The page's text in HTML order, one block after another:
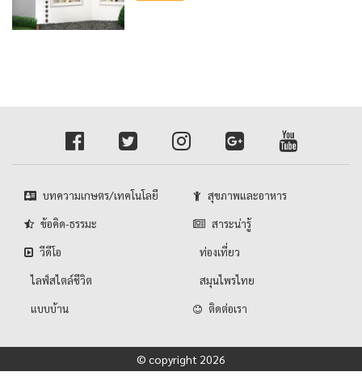
บทความเกษตร/เทคโนโลยี สุขภาพและอาหาร
ข้อคิด-ธรรมะ สาระน่ารู้
วีดีโอ ท่องเที่ยว
ไลฟ์สไตล์ชีวิต สมุนไพรไทย
แบบบ้าน ติดต่อเรา
© copyright 2026